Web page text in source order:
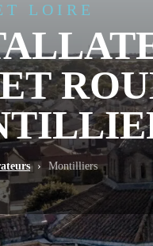
LOIRE
› Montilliers